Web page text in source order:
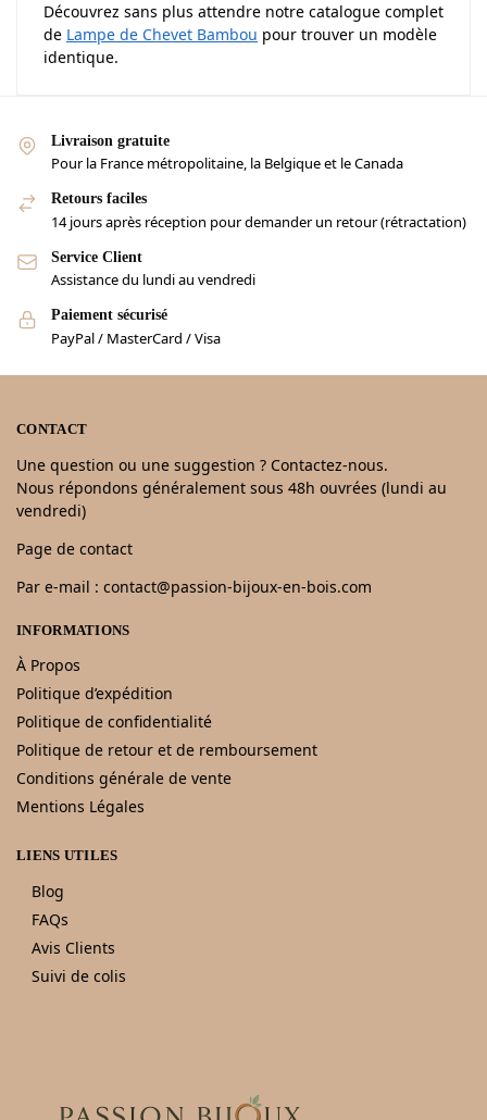
Découvrez sans plus attendre notre catalogue complet
de Lampe de Chevet Bambou pour trouver un modèle
identique.
Livraison gratuite
Pour la France métropolitaine, la Belgique et le Canada
Retours faciles
14 jours après réception pour demander un retour (rétractation)
Service Client
Assistance du lundi au vendredi
Paiement sécurisé
PayPal / MasterCard / Visa
CONTACT
Une question ou une suggestion ? Contactez-nous.
Nous répondons généralement sous 48h ouvrées (lundi au
vendredi)
Page de contact
Par e-mail : contact@passion-bijoux-en-bois.com
INFORMATIONS
À Propos
Politique d’expédition
Politique de confidentialité
Politique de retour et de remboursement
Conditions générale de vente
Mentions Légales
LIENS UTILES
Blog
FAQs
Avis Clients
Suivi de colis